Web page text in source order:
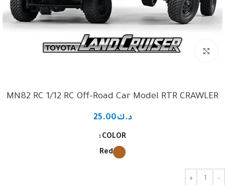
Click to enlarge
MN82 RC 1/12 RC Off-Road Car Model RTR CRAWLER
د.ك25.00
COLOR
Red